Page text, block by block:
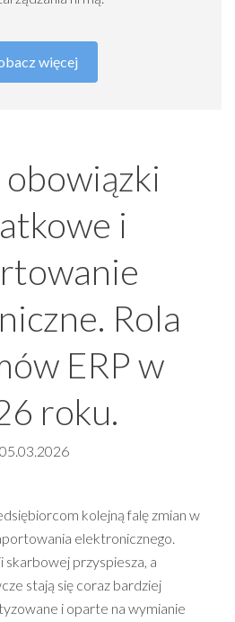
więcej
i
Rola
ERP w
roku.
05.03.2026
kolejną falę zmian w
elektronicznego.
przyspiesza, a
stają się coraz bardziej
i oparte na wymianie